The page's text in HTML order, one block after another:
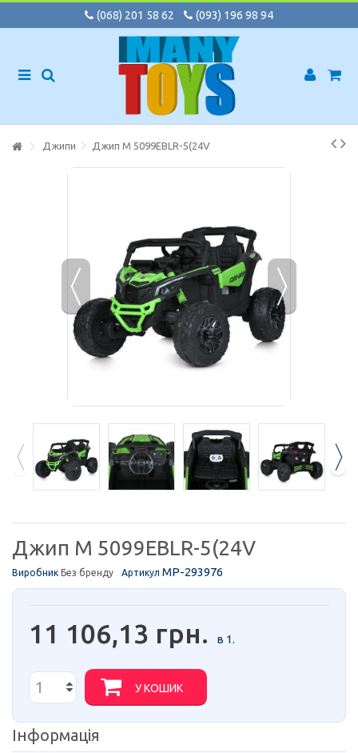
(068) 201 58 62 (093) 196 98 94
Джипи Джип M 5099EBLR-5(24V
Джип M 5099EBLR-5(24V
Виробник Без бренду Артикул MP-293976
11 106,13 грн. в 1.
У КОШИК
Інформація